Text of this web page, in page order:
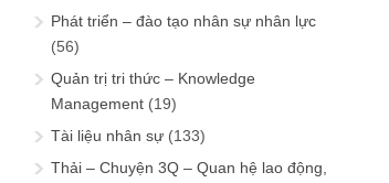
Phát triển – đào tạo nhân sự nhân lực
(56)
Quản trị tri thức – Knowledge
Management (19)
Tài liệu nhân sự (133)
Thải – Chuyện 3Q – Quan hệ lao động,